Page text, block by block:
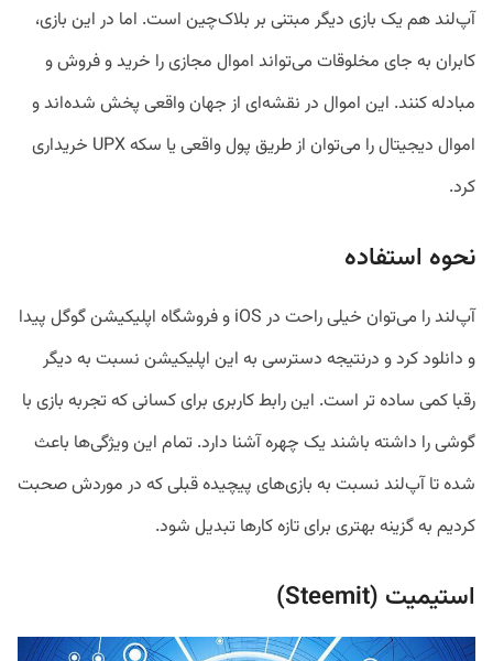
آپ‌لند هم یک بازی دیگر مبتنی بر بلاک‌چین است. اما در این بازی،
کابران به جای مخلوقات می‌تواند اموال مجازی را خرید و فروش و
مبادله کنند. این اموال در نقشه‌ای از جهان واقعی پخش شده‌اند و
اموال دیجیتال را می‌توان از طریق پول واقعی یا سکه UPX خریداری
کرد.
نحوه استفاده
آپ‌لند را می‌توان خیلی راحت در iOS و فروشگاه اپلیکیشن گوگل پیدا
و دانلود کرد و درنتیجه دسترسی به این اپلیکیشن نسبت به دیگر
رقبا کمی ساده تر است. این رابط کاربری برای کسانی که تجربه بازی با
گوشی را داشته باشند یک چهره آشنا دارد. تمام این ویژگی‌ها باعث
شده تا آپ‌لند نسبت به بازی‌های پیچیده قبلی که در موردش صحبت
کردیم به گزینه بهتری برای تازه کارها تبدیل شود.
استیمیت (Steemit)